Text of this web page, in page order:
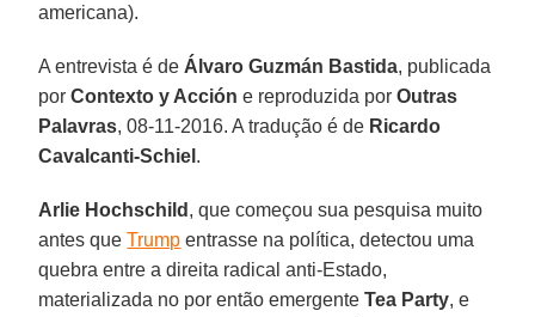
americana).
A entrevista é de Álvaro Guzmán Bastida, publicada
porContexto y Acción e reproduzida porOutras
Palavras, 08-11-2016. A tradução é de Ricardo
Cavalcanti-Schiel .
Arlie Hochschild , que começou sua pesquisa muito
antes queTrump entrasse na política, detectou uma
quebra entre a direita radical anti-Estado,
materializada no por então emergenteTea Party, e